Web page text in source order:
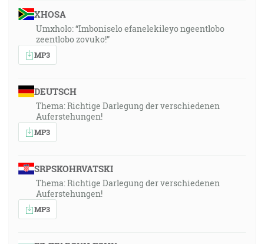
XHOSA
Umxholo: “Imboniselo efanelekileyo ngeentlobo
zeentlobo zovuko!”
MP3
DEUTSCH
Thema: Richtige Darlegung der verschiedenen
Auferstehungen!
MP3
SRPSKOHRVATSKI
Thema: Richtige Darlegung der verschiedenen
Auferstehungen!
MP3